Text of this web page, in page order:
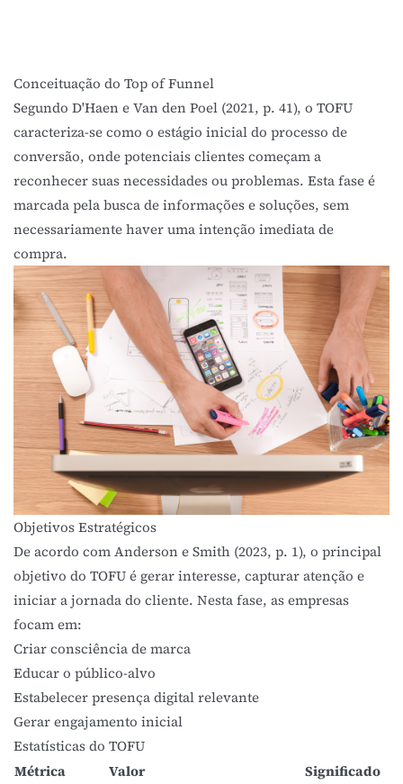
Conceituação do Top of Funnel
Segundo D'Haen e Van den Poel (2021, p. 41), o TOFU
caracteriza-se como o estágio inicial do processo de
conversão, onde potenciais clientes começam a
reconhecer suas necessidades ou problemas. Esta fase é
marcada pela busca de informações e soluções, sem
necessariamente haver uma intenção imediata de
compra.
Objetivos Estratégicos
De acordo comAnderson e Smith (2023, p. 1), o principal
objetivo do TOFU é gerar interesse, capturar atenção e
iniciar a jornada do cliente. Nesta fase, as empresas
focam em:
Criar consciência de marca
Educar o público-alvo
Estabelecer presença digital relevante
Gerar engajamento inicial
Estatísticas do TOFU
Métrica
Valor
Significado